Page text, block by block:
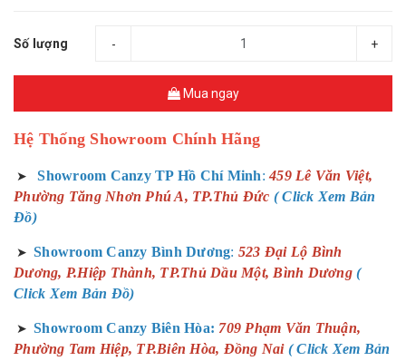
Số lượng - +
Mua ngay
Hệ Thống Showroom Chính Hãng
➤ Showroom Canzy TP Hồ Chí Minh: 459 Lê Văn Việt,
Phường Tăng Nhơn Phú A, TP.Thủ Đức ( Click Xem Bản
Đồ)
➤ Showroom Canzy Bình Dương: 523 Đại Lộ Bình
Dương, P.Hiệp Thành, TP.Thủ Dầu Một, Bình Dương (
Click Xem Bản Đồ)
➤ Showroom Canzy Biên Hòa: 709 Phạm Văn Thuận,
Phường Tam Hiệp, TP.Biên Hòa, Đồng Nai ( Click Xem Bản